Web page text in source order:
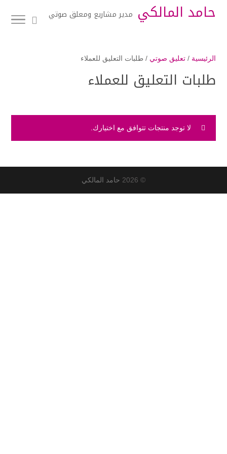
حامد المالكي مدير مشاريع ومعلق صوتي
الرئيسية / تعليق صوتي / طلبات التعليق للعملاء
طلبات التعليق للعملاء
لا توجد منتجات تتوافق مع اختيارك.
© 2026 حامد المالكي